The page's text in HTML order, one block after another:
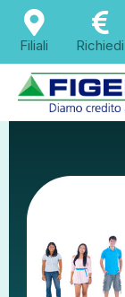
Filiali Richiedi